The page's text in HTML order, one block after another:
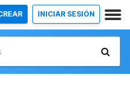
INICIAR SESIÓN